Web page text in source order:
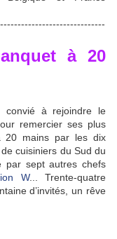
à 20
convié à rejoindre le
remercier ses plus
20 mains par les dix
cuisiniers du Sud du
par sept autres chefs
W... Trente-quatre
d’invités, un rêve